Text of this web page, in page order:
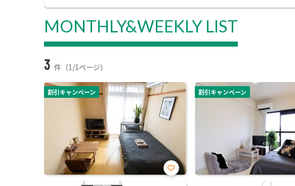
MONTHLY&WEEKLY LIST
3 件（1/1ページ）
割引キャンペーン
お気
割引キャンペーン